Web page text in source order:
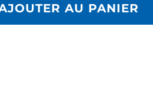
fibre
de
AU PANIER